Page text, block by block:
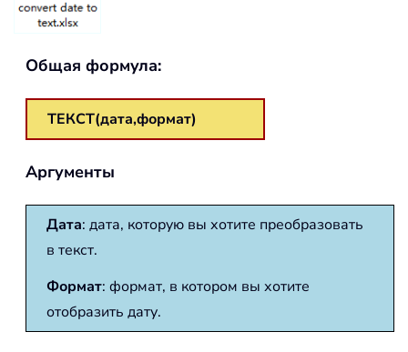
Общая формула:
ТЕКСТ(дата,формат)
Аргументы
Дата: дата, которую вы хотите преобразовать
в текст.
Формат: формат, в котором вы хотите
отобразить дату.